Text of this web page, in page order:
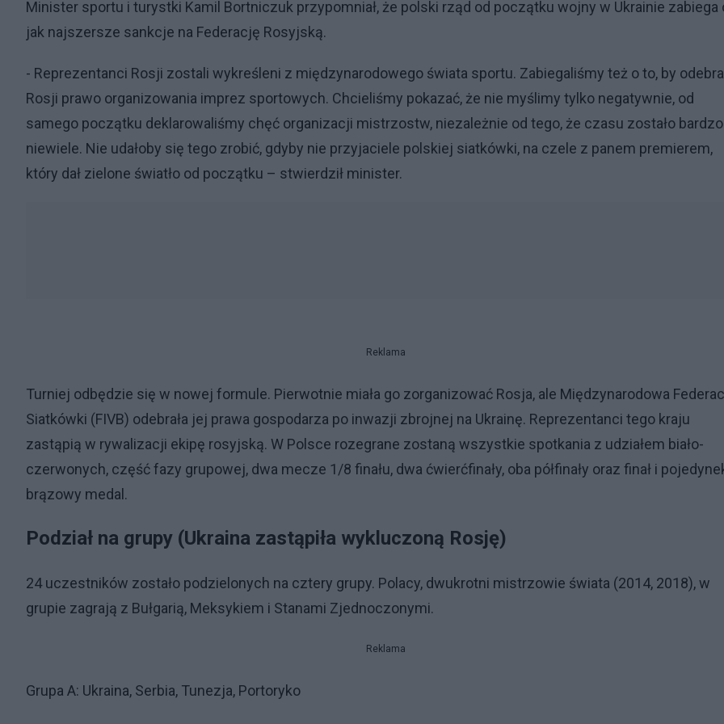
Minister sportu i turystki Kamil Bortniczuk przypomniał, że polski rząd od początku wojny w Ukrainie zabiega
jak najszersze sankcje na Federację Rosyjską.
- Reprezentanci Rosji zostali wykreśleni z międzynarodowego świata sportu. Zabiegaliśmy też o to, by
Rosji prawo organizowania imprez sportowych. Chcieliśmy pokazać, że nie myślimy tylko negatywnie, od
samego początku deklarowaliśmy chęć organizacji mistrzostw, niezależnie od tego, że czasu zostało bardzo
niewiele. Nie udałoby się tego zrobić, gdyby nie przyjaciele polskiej siatkówki, na czele z panem premierem,
który dał zielone światło od początku – stwierdził minister.
Reklama
Turniej odbędzie się w nowej formule. Pierwotnie miała go zorganizować Rosja, ale Międzynarodowa
Siatkówki (FIVB) odebrała jej prawa gospodarza po inwazji zbrojnej na Ukrainę. Reprezentanci tego kraju
zastąpią w rywalizacji ekipę rosyjską. W Polsce rozegrane zostaną wszystkie spotkania z udziałem biało-
czerwonych, część fazy grupowej, dwa mecze 1/8 finału, dwa ćwierćfinały, oba półfinały oraz finał i
brązowy medal.
Podział na grupy (Ukraina zastąpiła wykluczoną Rosję)
24 uczestników zostało podzielonych na cztery grupy. Polacy, dwukrotni mistrzowie świata (2014, 2018), w
grupie zagrają z Bułgarią, Meksykiem i Stanami Zjednoczonymi.
Reklama
Grupa A: Ukraina, Serbia, Tunezja, Portoryko